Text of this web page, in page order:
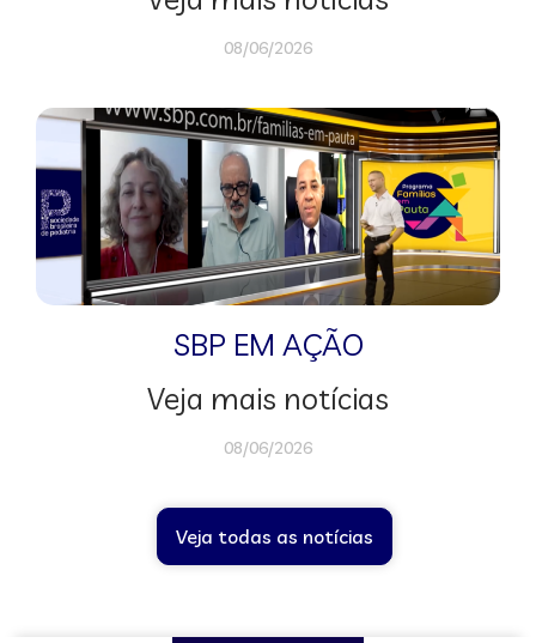
08/06/2026
SBP EM AÇÃO
Veja mais notícias
08/06/2026
Veja todas as notícias